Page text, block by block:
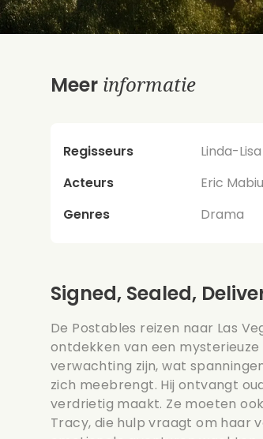
Meer informatie
Regisseurs
Linda-
Acteurs
Eric
Genres
Drama
Signed, Sealed,
De Postables reizen naar Las
ontdekken van een
verwachting zijn, wat
zich meebrengt. Hij ontvangt
verdrietig maakt. Ze moeten
Tracy, die hulp vraagt om haar